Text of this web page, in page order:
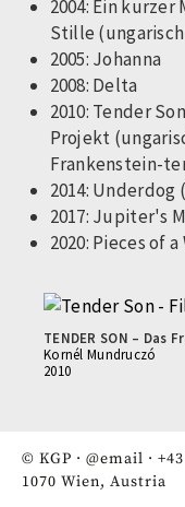
2004: Ein
Stille
2005: Johanna
2008: Delta
2010: Tender
Projekt
Frankenstein-
2014: Underdog
2017: Jupiter's
2020: Pieces of a
TENDER SON – Das
Kornél Mundruczó
2010
© KGP · @email ·
1070 Wien, Austria